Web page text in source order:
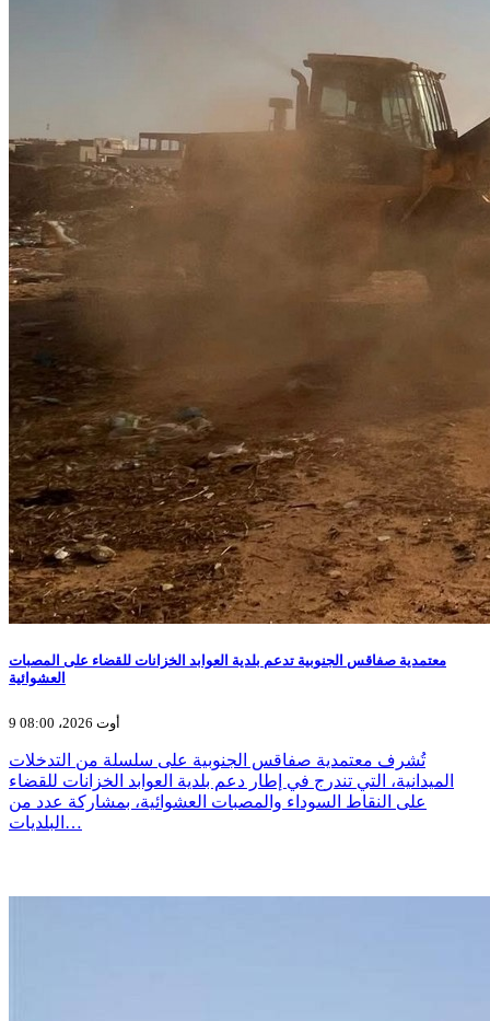
معتمدية صفاقس الجنوبية تدعم بلدية العوابد الخزانات للقضاء على المصبات
العشوائية
9 أوت 2026، 08:00
تُشرف معتمدية صفاقس الجنوبية على سلسلة من التدخلات
الميدانية، التي تندرج في إطار دعم بلدية العوابد الخزانات للقضاء
على النقاط السوداء والمصبات العشوائية، بمشاركة عدد من
البلديات…